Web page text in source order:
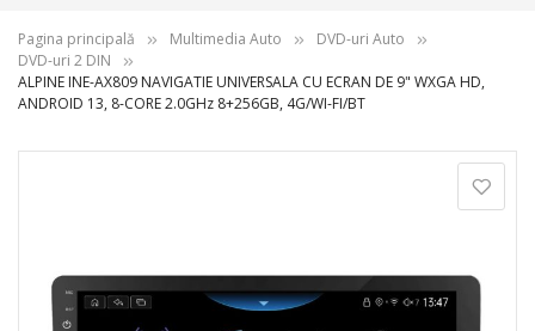
Pagina principală Multimedia Auto
DVD-uri Auto
DVD-uri 2 DIN
ALPINE INE-AX809 NAVIGATIE UNIVERSALA CU ECRAN DE 9" WXGA HD,
ANDROID 13, 8-CORE 2.0GHz 8+256GB, 4G/WI-FI/BT
images
gallery